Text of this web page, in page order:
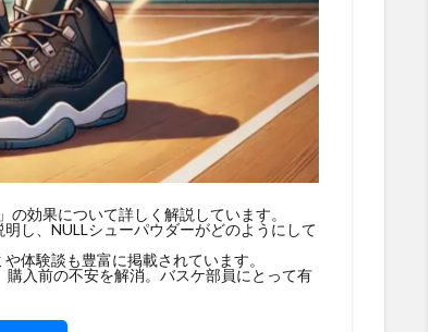
効果について詳しく解説しています。
し、NULLシューパウダーがどのようにして
体験談も豊富に掲載されています。
入前の不安を解消。バスケ部員にとって有